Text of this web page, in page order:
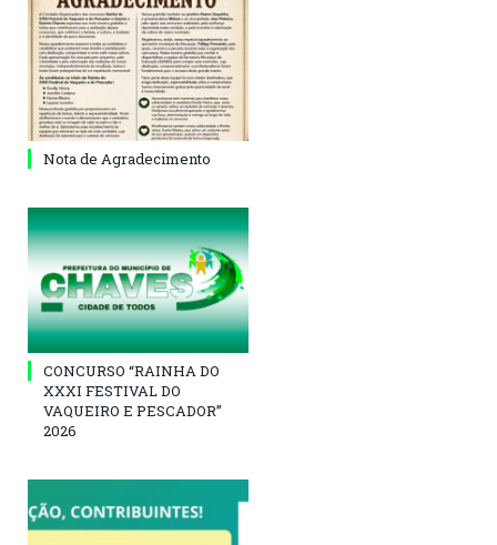
Nota de Agradecimento
CONCURSO “RAINHA DO
XXXI FESTIVAL DO
VAQUEIRO E PESCADOR”
2026